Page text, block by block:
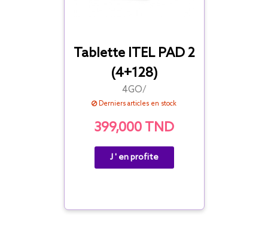
Tablette ITEL PAD 2
(4+128)
4GO/
Derniers articles en stock
399,000 TND
J ' en profite